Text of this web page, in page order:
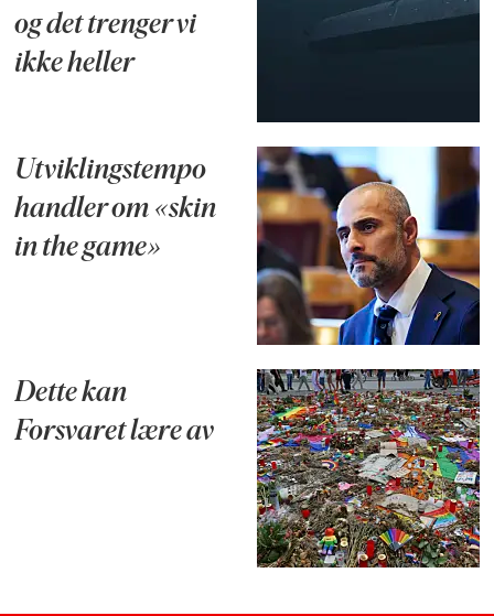
og det trenger vi
ikke heller
Utviklingstempo
handler om «skin
in the game»
Dette kan
Forsvaret lære av